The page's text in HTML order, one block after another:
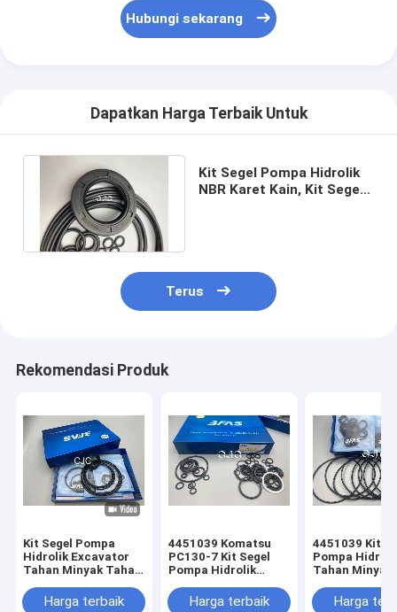
Hubungi sekarang
Dapatkan Harga Terbaik Untuk
Kit Segel Pompa Hidrolik
NBR Karet Kain, Kit Segel
Terus
Rekomendasi Produk
Kit Segel Pompa
Hidrolik Excavator
Tahan Minyak Tahan
Harga terbaik
4451039 Komatsu
PC130-7 Kit Segel
Pompa Hidrolik
Harga terbaik
4451039 Kit
Pompa
Tahan Minyak
Harga